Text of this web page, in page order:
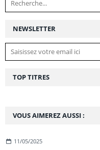
NEWSLETTER
VOUS AIMEREZ AUSSI :
11/05/2025
TOP TITRES